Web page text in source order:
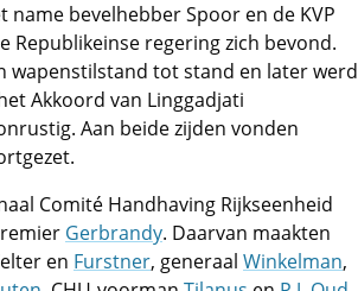
bevelhebber Spoor en de KVP
regering zich bevond.
wapenstilstand tot stand en later werd
Akkoord van Linggadjati
Aan beide zijden vonden
Comité Handhaving Rijkseenheid
Gerbrandy. Daarvan maakten
en Furstner, generaal Winkelman,